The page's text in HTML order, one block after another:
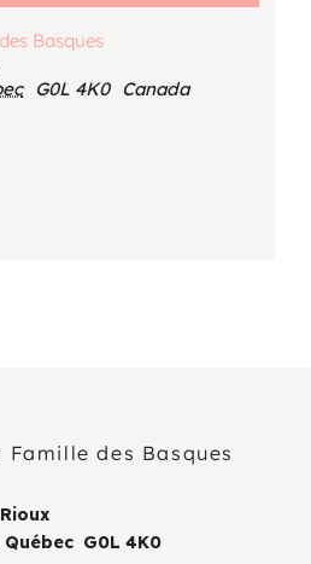
Basques
G0L 4K0 Canada
Famille des Basques
G0L 4K0